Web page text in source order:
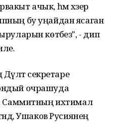
ачык, һәм хәзер
бу уңайдан ясаган
көтәбез", - дип
секретаре
очрашуда
Саммитның ихтимал
Ушаков Русиянең